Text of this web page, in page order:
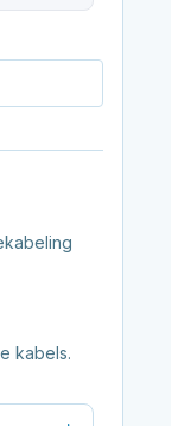
kabels.